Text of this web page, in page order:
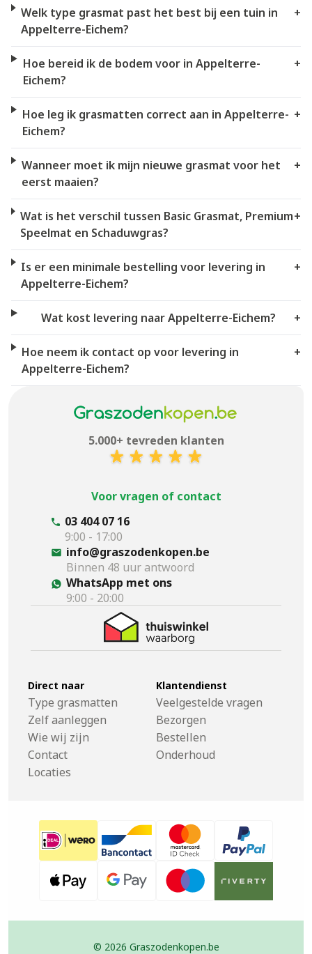
Welk type grasmat past het best bij een tuin in
Appelterre-Eichem?
+
Hoe bereid ik de bodem voor in Appelterre-
Eichem?
+
Hoe leg ik grasmatten correct aan in Appelterre-
Eichem?
+
Wanneer moet ik mijn nieuwe grasmat voor het
eerst maaien?
+
Wat is het verschil tussen Basic Grasmat, Premium
Speelmat en Schaduwgras?
+
Is er een minimale bestelling voor levering in
Appelterre-Eichem?
+
Wat kost levering naar Appelterre-Eichem? +
Hoe neem ik contact op voor levering in
Appelterre-Eichem?
+
5.000+ tevreden klanten
Voor vragen of contact
03 404 07 16
9:00 - 17:00
info@graszodenkopen.be
Binnen 48 uur antwoord
WhatsApp met ons
9:00 - 20:00
Direct naar
Type grasmatten
Zelf aanleggen
Wie wij zijn
Contact
Locaties
Klantendienst
Veelgestelde vragen
Bezorgen
Bestellen
Onderhoud
© 2026 Graszodenkopen.be